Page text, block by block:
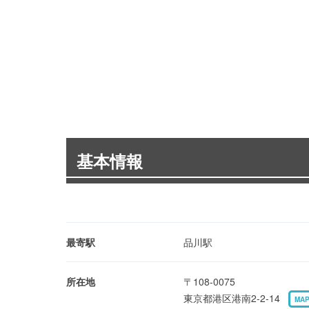
基本情報
最寄駅 品川駅
所在地
〒108-0075
東京都港区港南2-2-14
MAP